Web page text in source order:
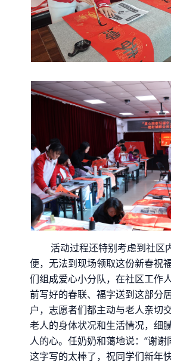
活动过程还特别考虑到社区
便，无法到现场领取这份新春祝
们组成爱心小分队，在社区工作
前写好的春联、福字送到这部分
户，志愿者们都主动与老人亲切
老人的身体状况和生活情况，细
人的心。任奶奶和蔼地说：“谢谢
这字写的太棒了，祝同学们新年